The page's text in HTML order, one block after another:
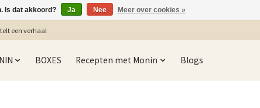
een verhaal
BOXES Recepten met Monin Blogs
Is dat akkoord? Ja Nee Meer over cookies »